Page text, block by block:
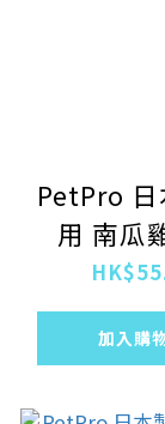
PetPro
用 南瓜
加入購